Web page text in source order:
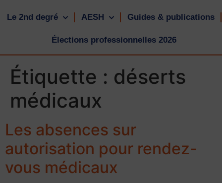
Le 2nd degré AESH Guides & publications
Élections professionnelles 2026
Étiquette : déserts
médicaux
Les absences sur
autorisation pour rendez-
vous médicaux